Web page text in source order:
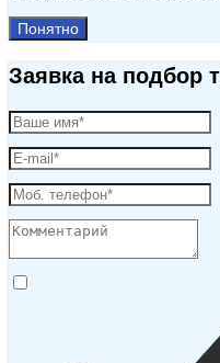
Понятно
Заявка на подбор